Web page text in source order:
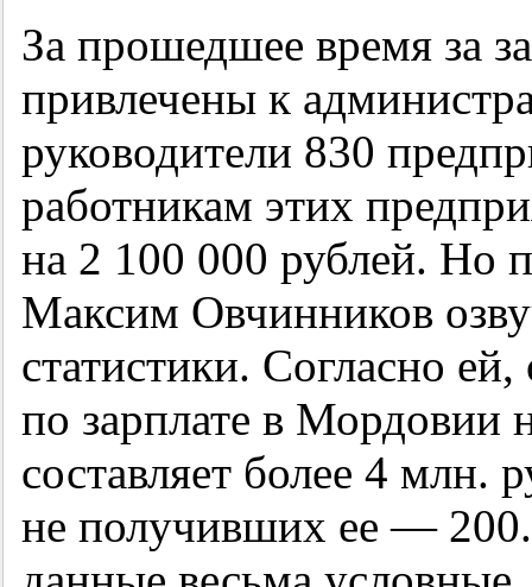
За прошедшее время за
привлечены к
руководители 830
работникам этих
на 2 100 000 рублей. Но
Максим Овчинников
статистики. Согласно
по зарплате в Мордовии
составляет более 4 млн.
не получивших ее — 200.